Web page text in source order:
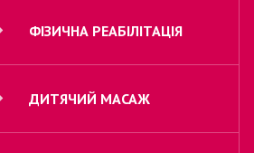
ФІЗИЧНА РЕАБІЛІТАЦІЯ
ДИТЯЧИЙ МАСАЖ